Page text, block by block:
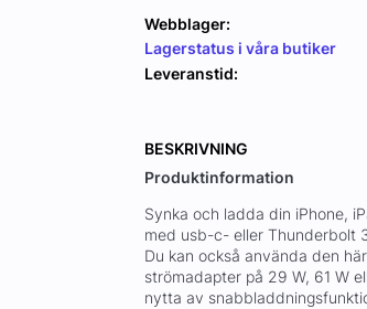
Webblager:
Lagerstatus i våra butiker
Leveranstid:
BESKRIVNING
Produktinformation
Synka och ladda din iPhone,
med usb-c- eller Thunderbolt
Du kan också använda den
strömadapter på 29 W, 61 W
nytta av